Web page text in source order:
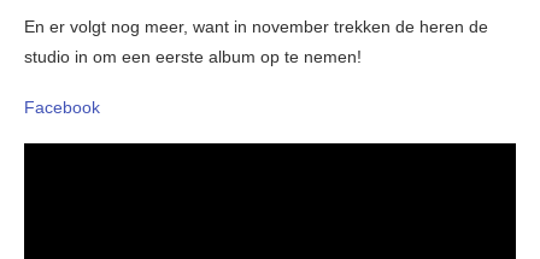
En er volgt nog meer, want in november trekken de heren de
studio in om een eerste album op te nemen!
Facebook